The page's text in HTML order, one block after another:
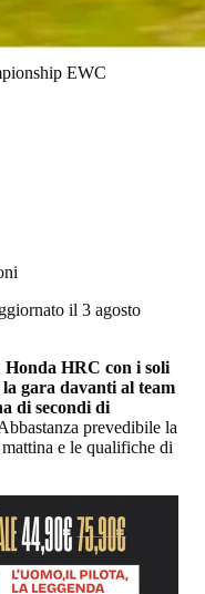
EWC
il 3 agosto
Honda HRC con i soli
gara davanti al team
di secondi di
prevedibile la
e le qualifiche di